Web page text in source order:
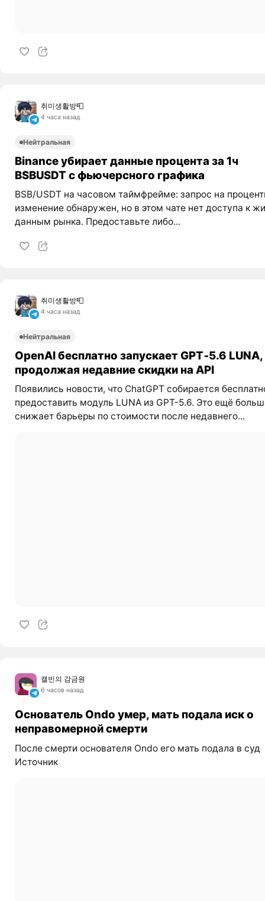
취미생활방📮
4 часа назад
Нейтральная
Binance убирает данные процента за 1ч
BSBUSDT с фьючерсного графика
BSB/USDT на часовом таймфрейме: запрос на
изменение обнаружен, но в этом чате нет доступа к
данным рынка. Предоставьте либо...
취미생활방📮
4 часа назад
Нейтральная
OpenAI бесплатно запускает GPT‑5.6 LUNA,
продолжая недавние скидки на API
Появились новости, что ChatGPT собирается
предоставить модуль LUNA из GPT-5.6. Это ещё
снижает барьеры по стоимости после недавнего...
캘빈의 감금원
6 часов назад
Основатель Ondo умер, мать подала иск о
неправомерной смерти
После смерти основателя Ondo его мать подала в суд
Источник